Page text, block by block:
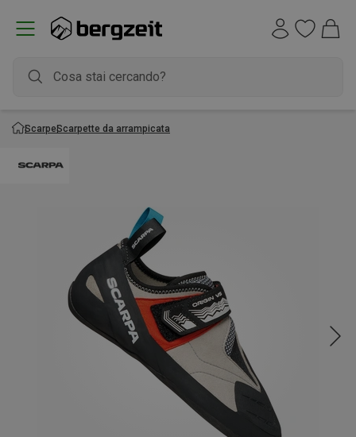
ScarpeScarpette da arrampicata